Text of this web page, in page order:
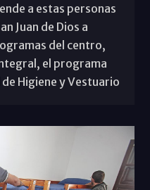
a estas personas
Juan de Dios a
del centro,
el programa
Higiene y Vestuario